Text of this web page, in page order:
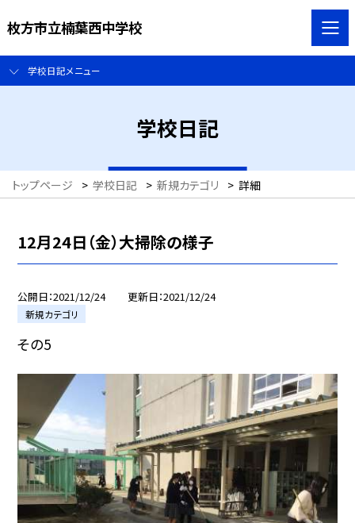
枚方市立楠葉西中学校
学校日記メニュー
学校日記
トップページ > 学校日記 > 新規カテゴリ > 詳細
12月24日（金）大掃除の様子
公開日 2021/12/24 更新日 2021/12/24
新規カテゴリ
その5